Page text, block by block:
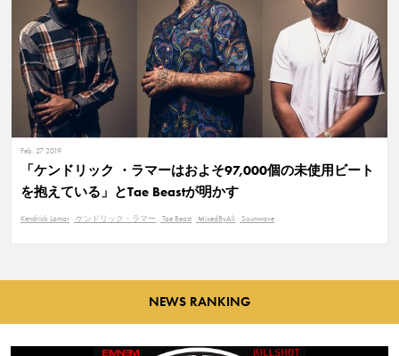
Feb. 27 2019
「ケンドリック ・ラマーはおよそ97,000個の未使用ビート
を抱えている」とTae Beastが明かす
Kendrick Lamar ケンドリック・ラマー Tae Beast MixedByAli Sounwave
NEWS RANKING